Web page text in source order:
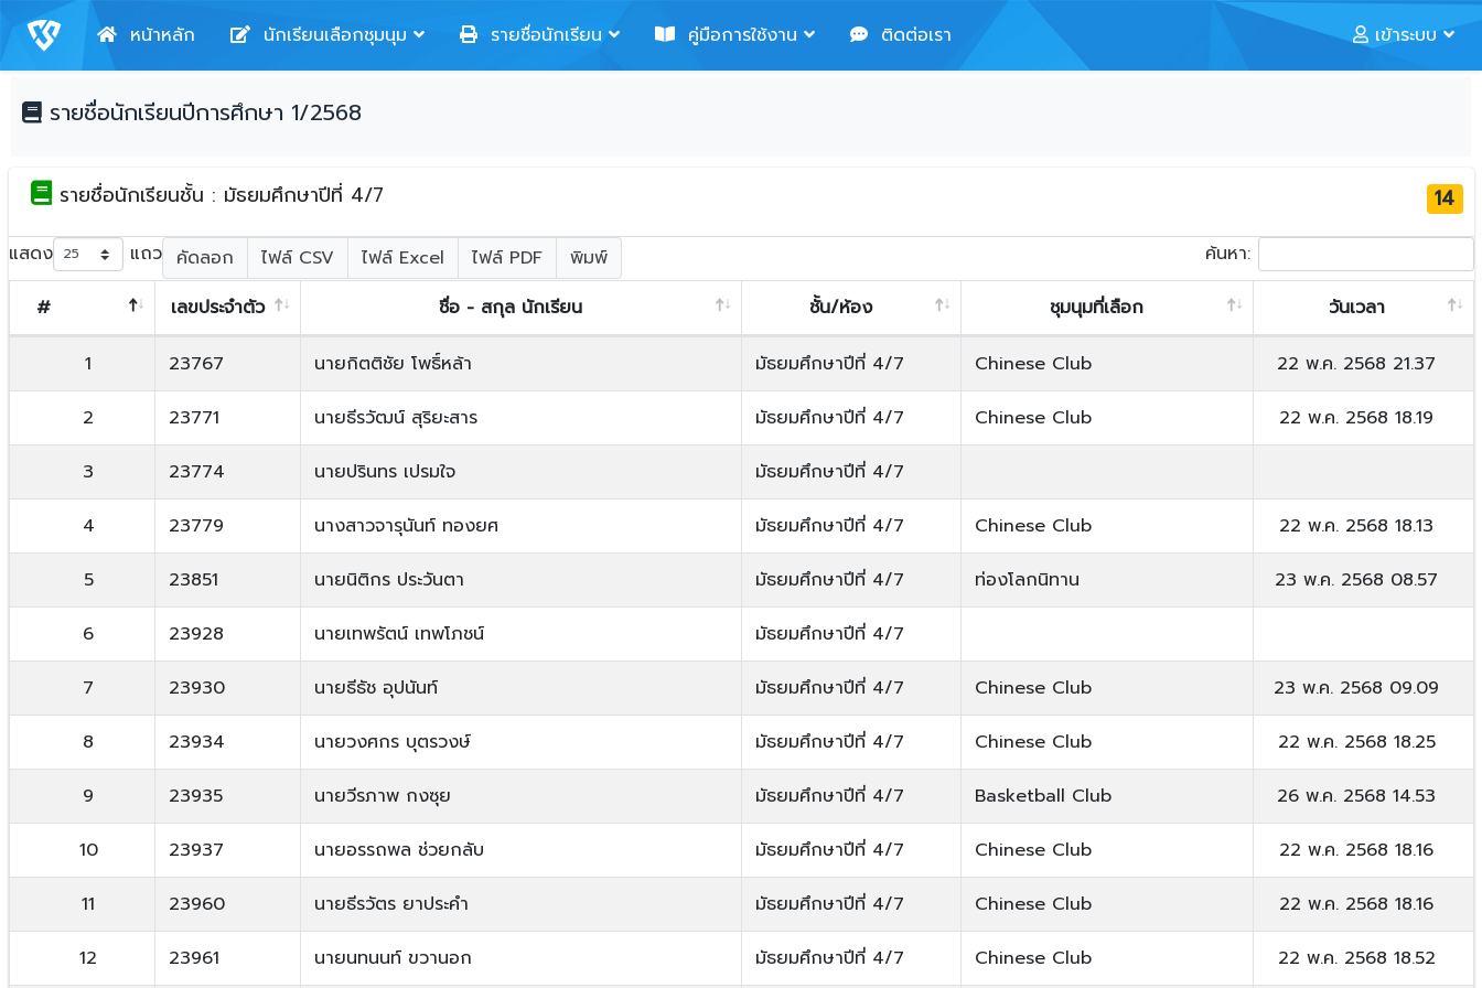
หน้าหลัก นักเรียนเลือกชุมนุม รายชื่อนักเรียน คู่มือการใช้งาน ติดต่อเรา เข้าระบบ
รายชื่อนักเรียนปีการศึกษา 1/2568
รายชื่อนักเรียนชั้น : มัธยมศึกษาปีที่ 4/7 14
แสดง แถว คัดลอก ไฟล์ CSV ไฟล์ Excel ไฟล์ PDF พิมพ์ ค้นหา:
# เลขประจำตัว ชื่อ - สกุล นักเรียน ชั้น/ห้อง ชุมนุมที่เลือก วันเวลา
1 23767 นายกิตติชัย โพธิ์หล้า มัธยมศึกษาปีที่ 4/7 Chinese Club 22 พ.ค. 2568 21.37
2 23771 นายธีรวัฒน์ สุริยะสาร มัธยมศึกษาปีที่ 4/7 Chinese Club 22 พ.ค. 2568 18.19
3 23774 นายปรินทร เปรมใจ มัธยมศึกษาปีที่ 4/7
4 23779 นางสาวจารุนันท์ ทองยศ มัธยมศึกษาปีที่ 4/7 Chinese Club 22 พ.ค. 2568 18.13
5 23851 นายนิติกร ประวันตา มัธยมศึกษาปีที่ 4/7 ท่องโลกนิทาน 23 พ.ค. 2568 08.57
6 23928 นายเทพรัตน์ เทพโภชน์ มัธยมศึกษาปีที่ 4/7
7 23930 นายธีธัช อุปนันท์ มัธยมศึกษาปีที่ 4/7 Chinese Club 23 พ.ค. 2568 09.09
8 23934 นายวงศกร บุตรวงษ์ มัธยมศึกษาปีที่ 4/7 Chinese Club 22 พ.ค. 2568 18.25
9 23935 นายวีรภาพ กงซุย มัธยมศึกษาปีที่ 4/7 Basketball Club 26 พ.ค. 2568 14.53
10 23937 นายอรรถพล ช่วยกลับ มัธยมศึกษาปีที่ 4/7 Chinese Club 22 พ.ค. 2568 18.16
11 23960 นายธีรวัตร ยาประคำ มัธยมศึกษาปีที่ 4/7 Chinese Club 22 พ.ค. 2568 18.16
12 23961 นายนทนนท์ ขวานอก มัธยมศึกษาปีที่ 4/7 Chinese Club 22 พ.ค. 2568 18.52